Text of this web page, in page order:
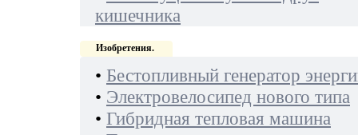
кишечника
Изобретения.
• Бестопливный генератор
• Электровелосипед нового типа
• Гибридная тепловая машина